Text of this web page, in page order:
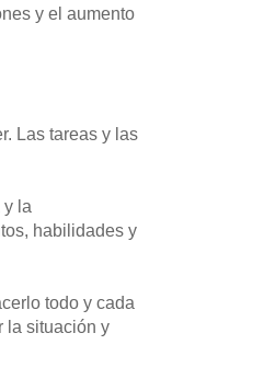
y el aumento
Las tareas y las
y la
habilidades y
todo y cada
la situación y